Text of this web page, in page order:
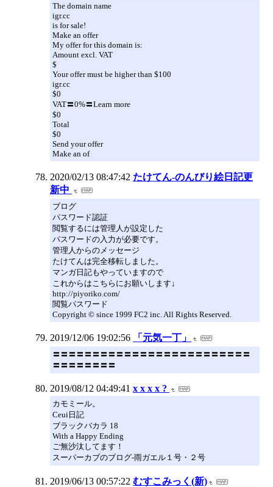
The domain name
igr.cc
is for sale!
Make an offer
My offer for this domain is:
Amount excl. VAT
$
Your offer must be higher than $100
igr.cc
$0
VAT〓0%〓Learn more
$0
Total
$0
Send your offer
Make an of
2020/02/13 08:47:42 たけてん-のんびり絵日記更
新中
ブログ
パスワード認証
閲覧するには管理人が設定した
パスワードの入力が必要です。
管理人からのメッセージ
たけてんは完全移転しました。
マンガ日記もやっていますので
これからはこちらにお願いします↓
http://piyoriko.com/
閲覧パスワード
Copyright © since 1999 FC2 inc. All Rights Reserved.
2019/12/06 19:02:56 「元気一丁」
〓〓〓〓〓〓〓〓〓〓〓〓〓〓〓〓〓〓〓〓〓〓〓〓〓
〓〓〓〓〓〓〓〓
2019/08/12 04:49:41 x x x x ?
カモミール。
Ceui日記
ブラックバカラ 18
With a Happy Ending
ご無沙汰してます！
スーパーカブのブログ‐雨ガエル１号・２号
2019/06/13 00:57:22 むすこみっく(新)